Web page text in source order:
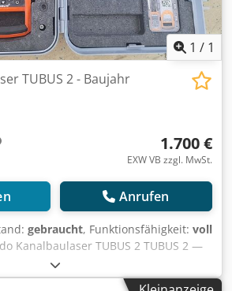
1 / 1
TUBUS 2 - Baujahr
1.700 €
EXW VB zzgl. MwSt.
Anrufen
gebraucht, Funktionsfähigkeit: voll
Kanalbaulaser TUBUS 2 TUBUS 2 —
aus dem professionellen Mietpark
GmbH, Einbeck. Zustand &